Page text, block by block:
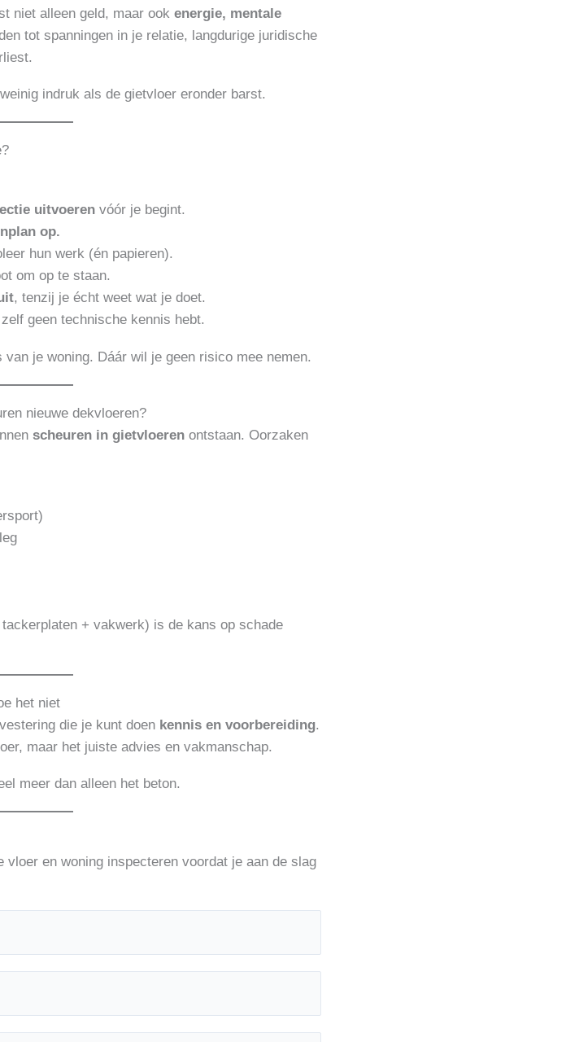
niet alleen geld, maar ook energie, mentale
tot spanningen in je relatie, langdurige juridische
indruk als de gietvloer eronder barst.
uitvoeren vóór je begint.
op.
hun werk (én papieren).
om op te staan.
, tenzij je écht weet wat je doet.
geen technische kennis hebt.
je woning. Dáár wil je geen risico mee nemen.
nieuwe dekvloeren?
scheuren in gietvloeren ontstaan. Oorzaken
+ vakwerk) is de kans op schade
het niet
die je kunt doen kennis en voorbereiding.
maar het juiste advies en vakmanschap.
meer dan alleen het beton.
en woning inspecteren voordat je aan de slag